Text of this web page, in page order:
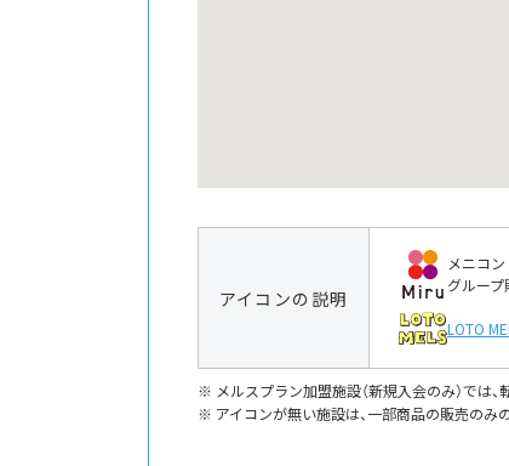
アイコンの説明
メニコン
グルー
LOTO
メルスプラン加盟施設（新規入会のみ）では
アイコンが無い施設は、一部商品の販売のみ